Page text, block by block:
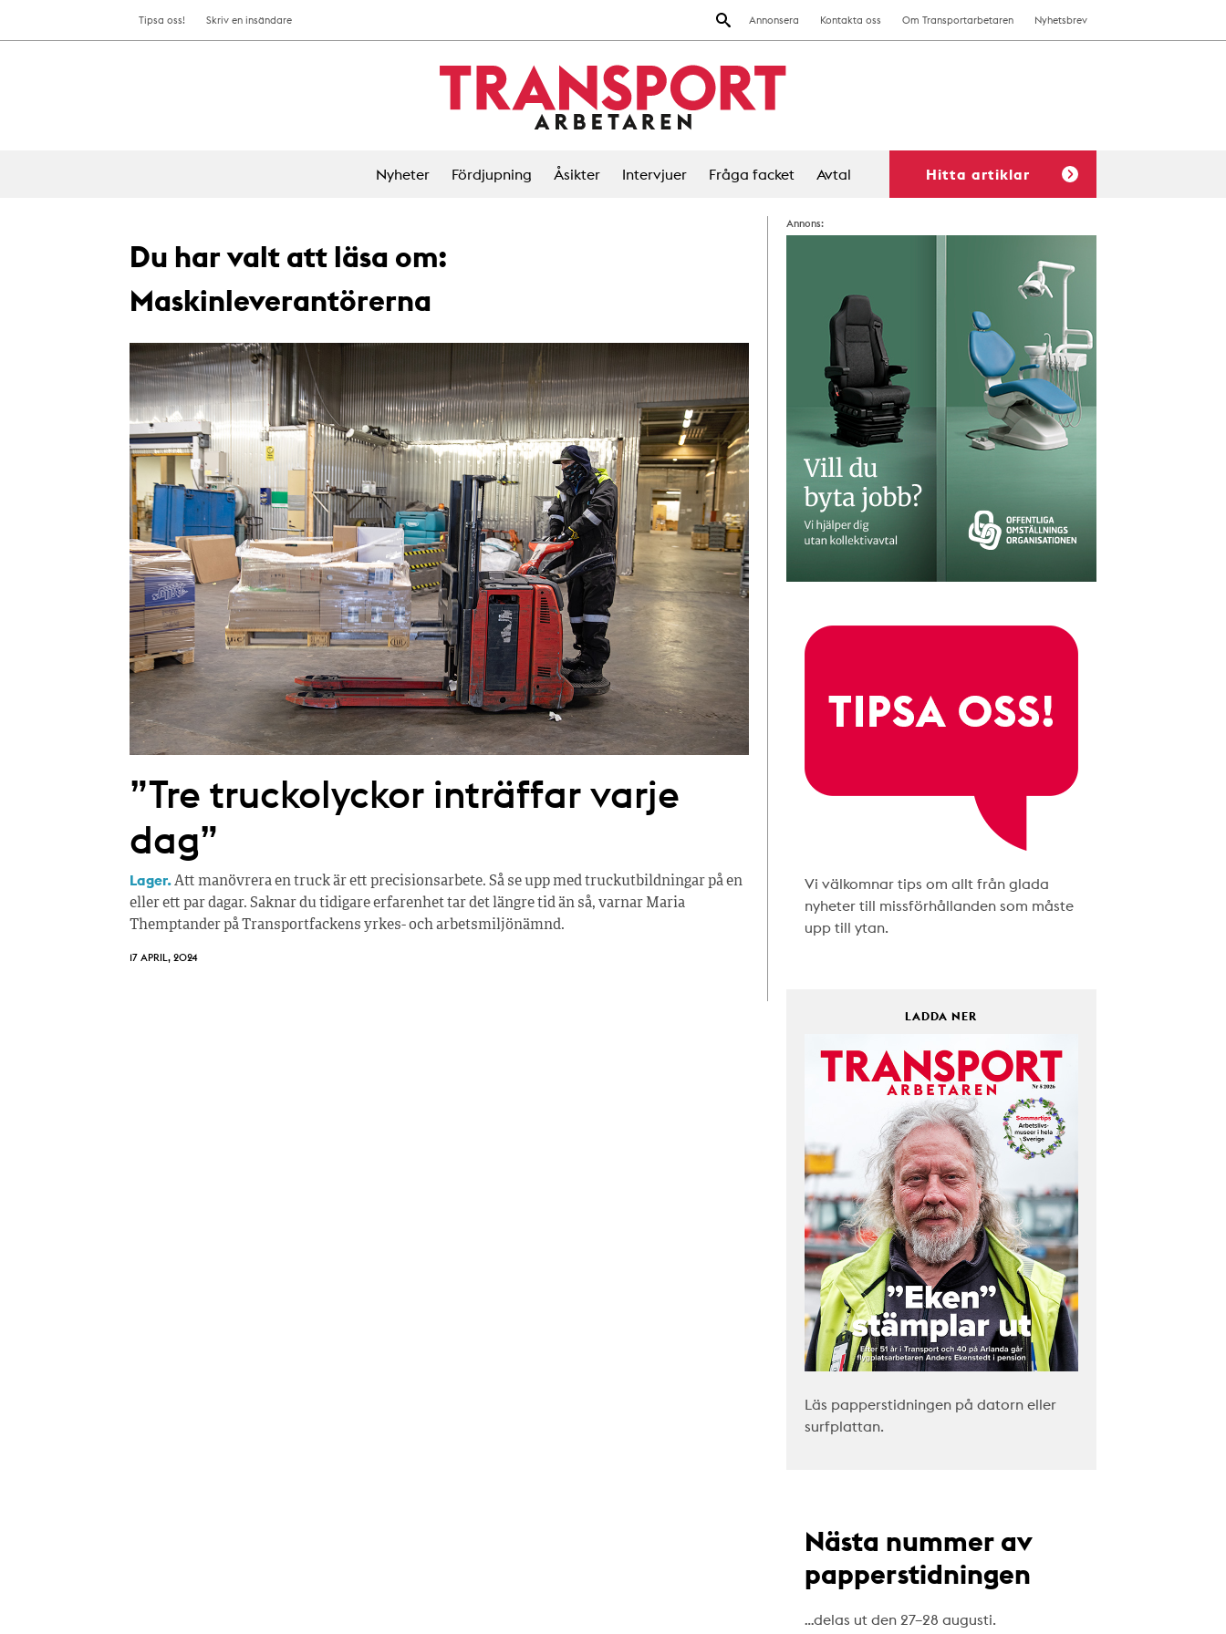
Annonsera Kontakta oss Om Transportarbetaren Nyhetsbrev
Tipsa oss! Skriv en insändare
Nyheter Fördjupning Åsikter Intervjuer Fråga facket Avtal Hitta artiklar
Du har valt att läsa om:
Maskinleverantörerna
”Tre truckolyckor inträffar varje
dag”
Lager.Att manövrera en truck är ett precisionsarbete. Så se upp med truckutbildningar på en
eller ett par dagar. Saknar du tidigare erfarenhet tar det längre tid än så, varnar Maria
Themptander på Transportfackens yrkes- och arbetsmiljönämnd.
17 APRIL, 2024
Annons:
Vi välkomnar tips om allt från glada
nyheter till missförhållanden som måste
upp till ytan.
LADDA NER
Läs papperstidningen på datorn eller
surfplattan.
Nästa nummer av
papperstidningen
…delas ut den 27–28 augusti.